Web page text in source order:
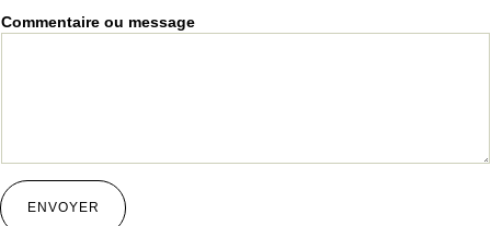
Commentaire ou message
ENVOYER